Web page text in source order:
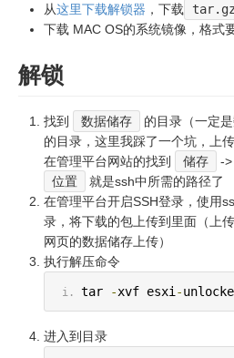
从这里下载解锁器 ，下载 tar.gz
下载 MAC OS的系统镜像，格式
解锁
找到 数据储存 的目录（一定
的目录，这里我踩了一个坑，上传
在管理平台网站的找到
储存 ->
位置
就是ssh中所需的路径了
在管理平台开启SSH登录，使用
录，将下载的包上传到里面（上
网页的数据储存上传）
执行解压命令
tar -xvf esxi -
进入到目录